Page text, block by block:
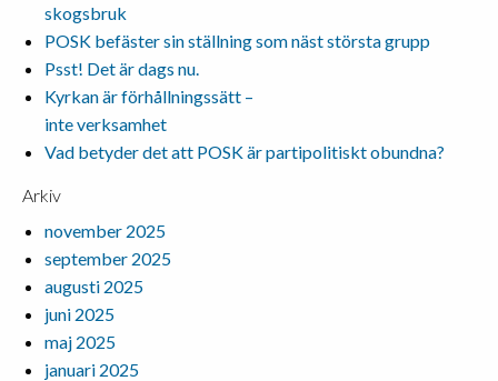
skogsbruk
POSK befäster sin ställning som näst största grupp
Psst! Det är dags nu.
Kyrkan är förhållningssätt –
inte verksamhet
Vad betyder det att POSK är partipolitiskt obundna?
Arkiv
november 2025
september 2025
augusti 2025
juni 2025
maj 2025
januari 2025